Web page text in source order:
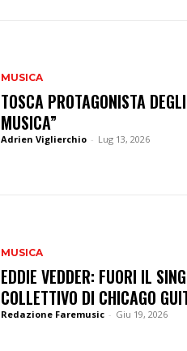
MUSICA
TOSCA PROTAGONISTA
MUSICA”
Adrien Viglierchio - Lug 13, 2026
MUSICA
EDDIE VEDDER: FUORI IL
COLLETTIVO DI CHICAGO
Redazione Faremusic - Giu 19, 2026